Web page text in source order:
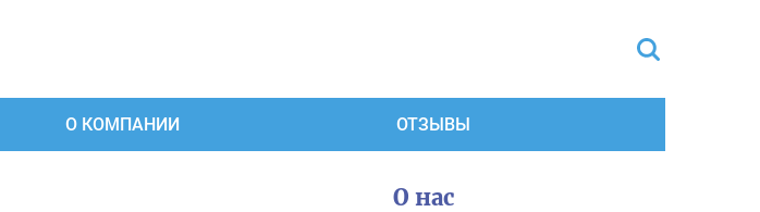
О КОМПАНИИ ОТЗЫВЫ
О нас